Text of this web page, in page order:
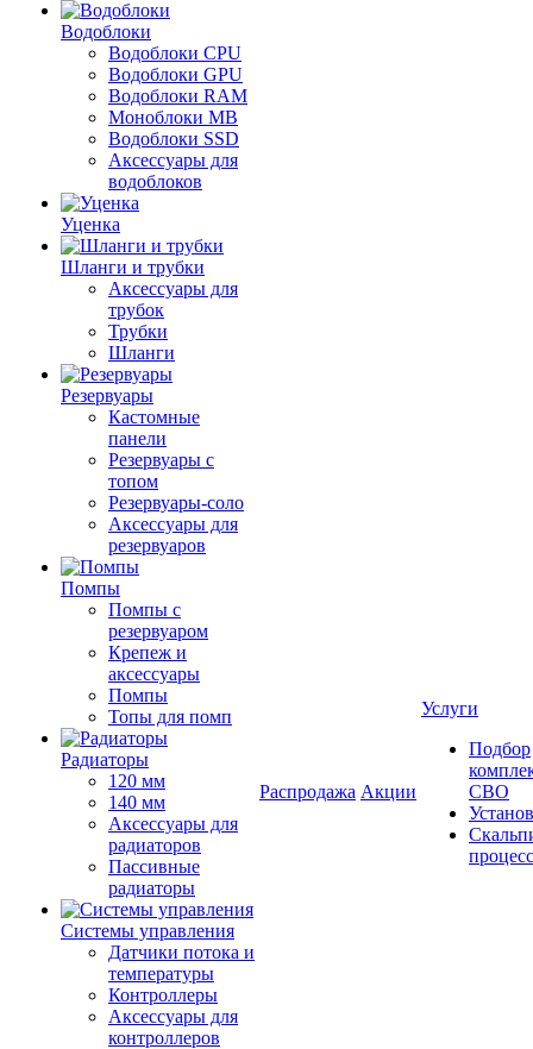
Водоблоки
Водоблоки CPU
Водоблоки GPU
Водоблоки RAM
Моноблоки MB
Водоблоки SSD
Аксессуары для
водоблоков
Уценка
Шланги и трубки
Аксессуары для
трубок
Трубки
Шланги
Резервуары
Кастомные
панели
Резервуары с
топом
Резервуары-соло
Аксессуары для
резервуаров
Помпы
Помпы с
резервуаром
Крепеж и
аксессуары
Помпы
Топы для помп
Радиаторы
120 мм
140 мм
Аксессуары для
радиаторов
Пассивные
радиаторы
Системы управления
Датчики потока и
температуры
Контроллеры
Аксессуары для
контроллеров
Распродажа Акции
Услуги
Подбор
СВО